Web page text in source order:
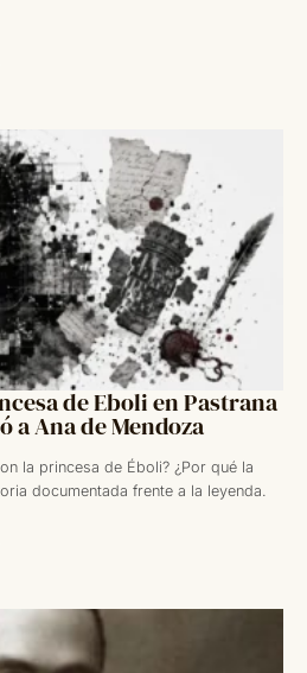
de Eboli en Pastrana
a Ana de Mendoza
la princesa de Éboli? ¿Por qué la
documentada frente a la leyenda.